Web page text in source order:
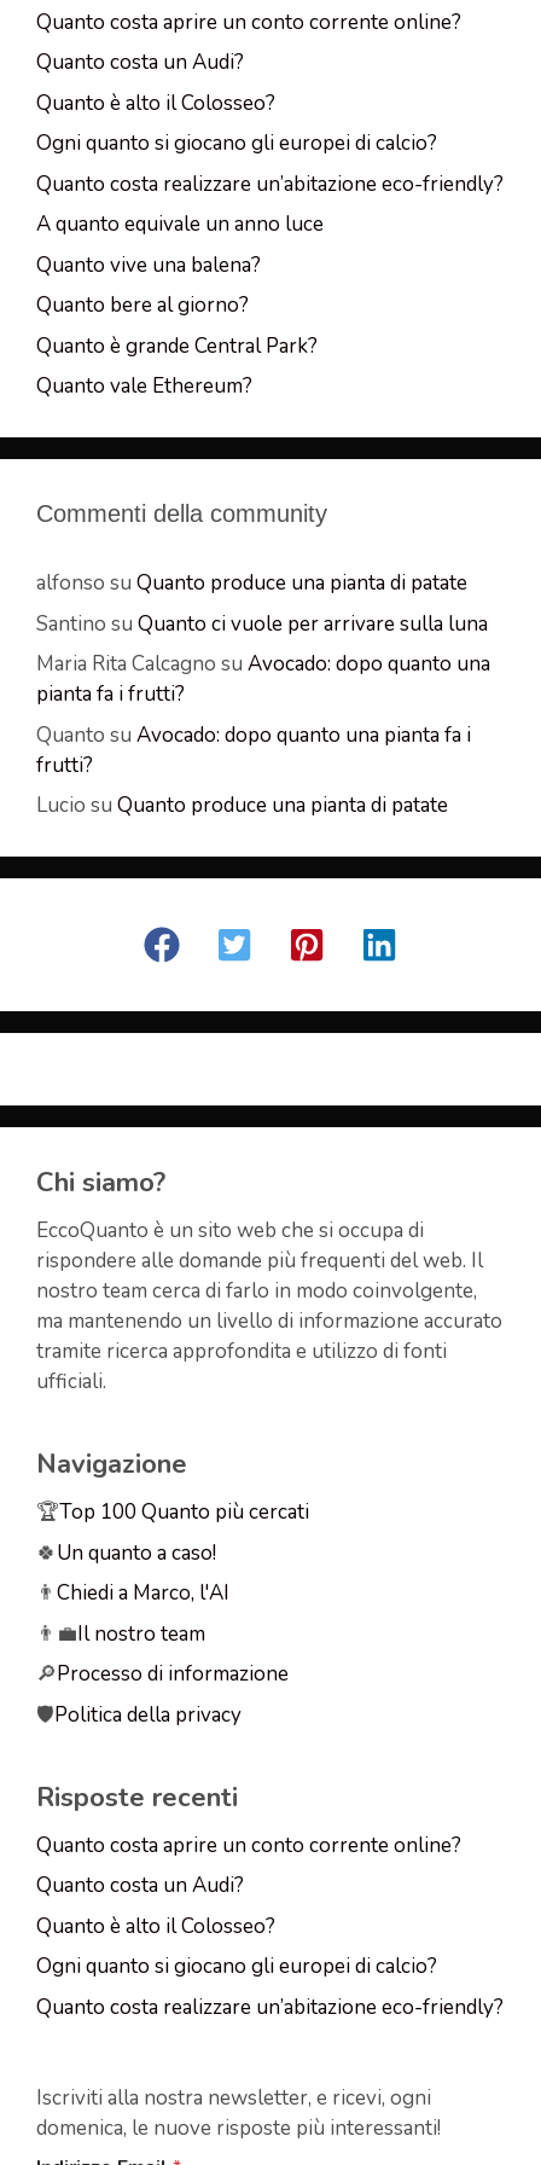
Quanto costa aprire un conto corrente online?
Quanto costa un Audi?
Quanto è alto il Colosseo?
Ogni quanto si giocano gli europei di calcio?
Quanto costa realizzare un’abitazione eco-friendly?
A quanto equivale un anno luce
Quanto vive una balena?
Quanto bere al giorno?
Quanto è grande Central Park?
Quanto vale Ethereum?
Commenti della community
alfonso su Quanto produce una pianta di patate
Santino su Quanto ci vuole per arrivare sulla luna
Maria Rita Calcagno su Avocado: dopo quanto una
pianta fa i frutti?
Quanto su Avocado: dopo quanto una pianta fa i
frutti?
Lucio su Quanto produce una pianta di patate
Chi siamo?
EccoQuanto è un sito web che si occupa di
rispondere alle domande più frequenti del web. Il
nostro team cerca di farlo in modo coinvolgente,
ma mantenendo un livello di informazione accurato
tramite ricerca approfondita e utilizzo di fonti
ufficiali.
Navigazione
🏆Top 100 Quanto più cercati
🍀Un quanto a caso!
👨 Chiedi a Marco, l'AI
👨‍💼Il nostro team
🔎Processo di informazione
🛡️Politica della privacy
Risposte recenti
Quanto costa aprire un conto corrente online?
Quanto costa un Audi?
Quanto è alto il Colosseo?
Ogni quanto si giocano gli europei di calcio?
Quanto costa realizzare un’abitazione eco-friendly?
Iscriviti alla nostra newsletter, e ricevi, ogni
domenica, le nuove risposte più interessanti!